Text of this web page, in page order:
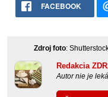
FACEBOOK
Zdroj foto:
Redakcia
Autor nie je